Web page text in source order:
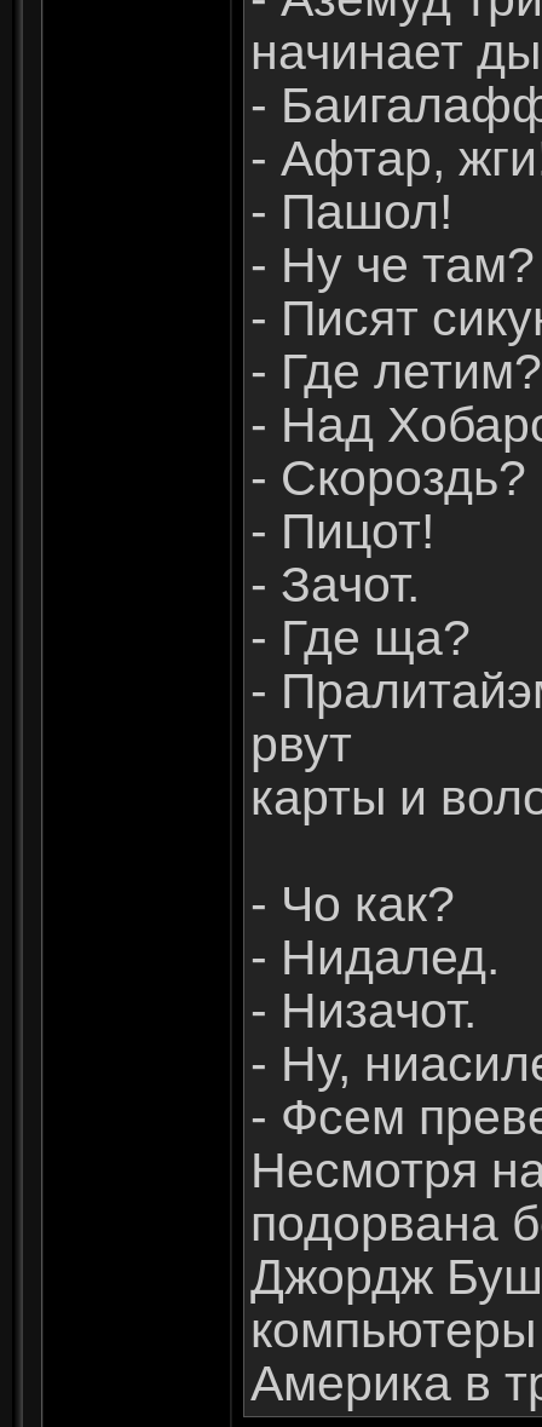
начинает
-
- Афтар,
- Пашол!
- Ну че там?
- Писят
- Где летим?
- Над
- Скороздь?
- Пицот!
- Зачот.
- Где ща?
-
рвут
карты и
- Чо как?
- Нидалед.
- Низачот.
- Ну,
- Фсем
Несмотря
подорвана
Джордж Буш
Америка в